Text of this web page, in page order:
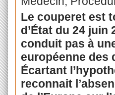
Le couperet est
d’État du 24 juin
conduit pas à
européenne des
Écartant
reconnait